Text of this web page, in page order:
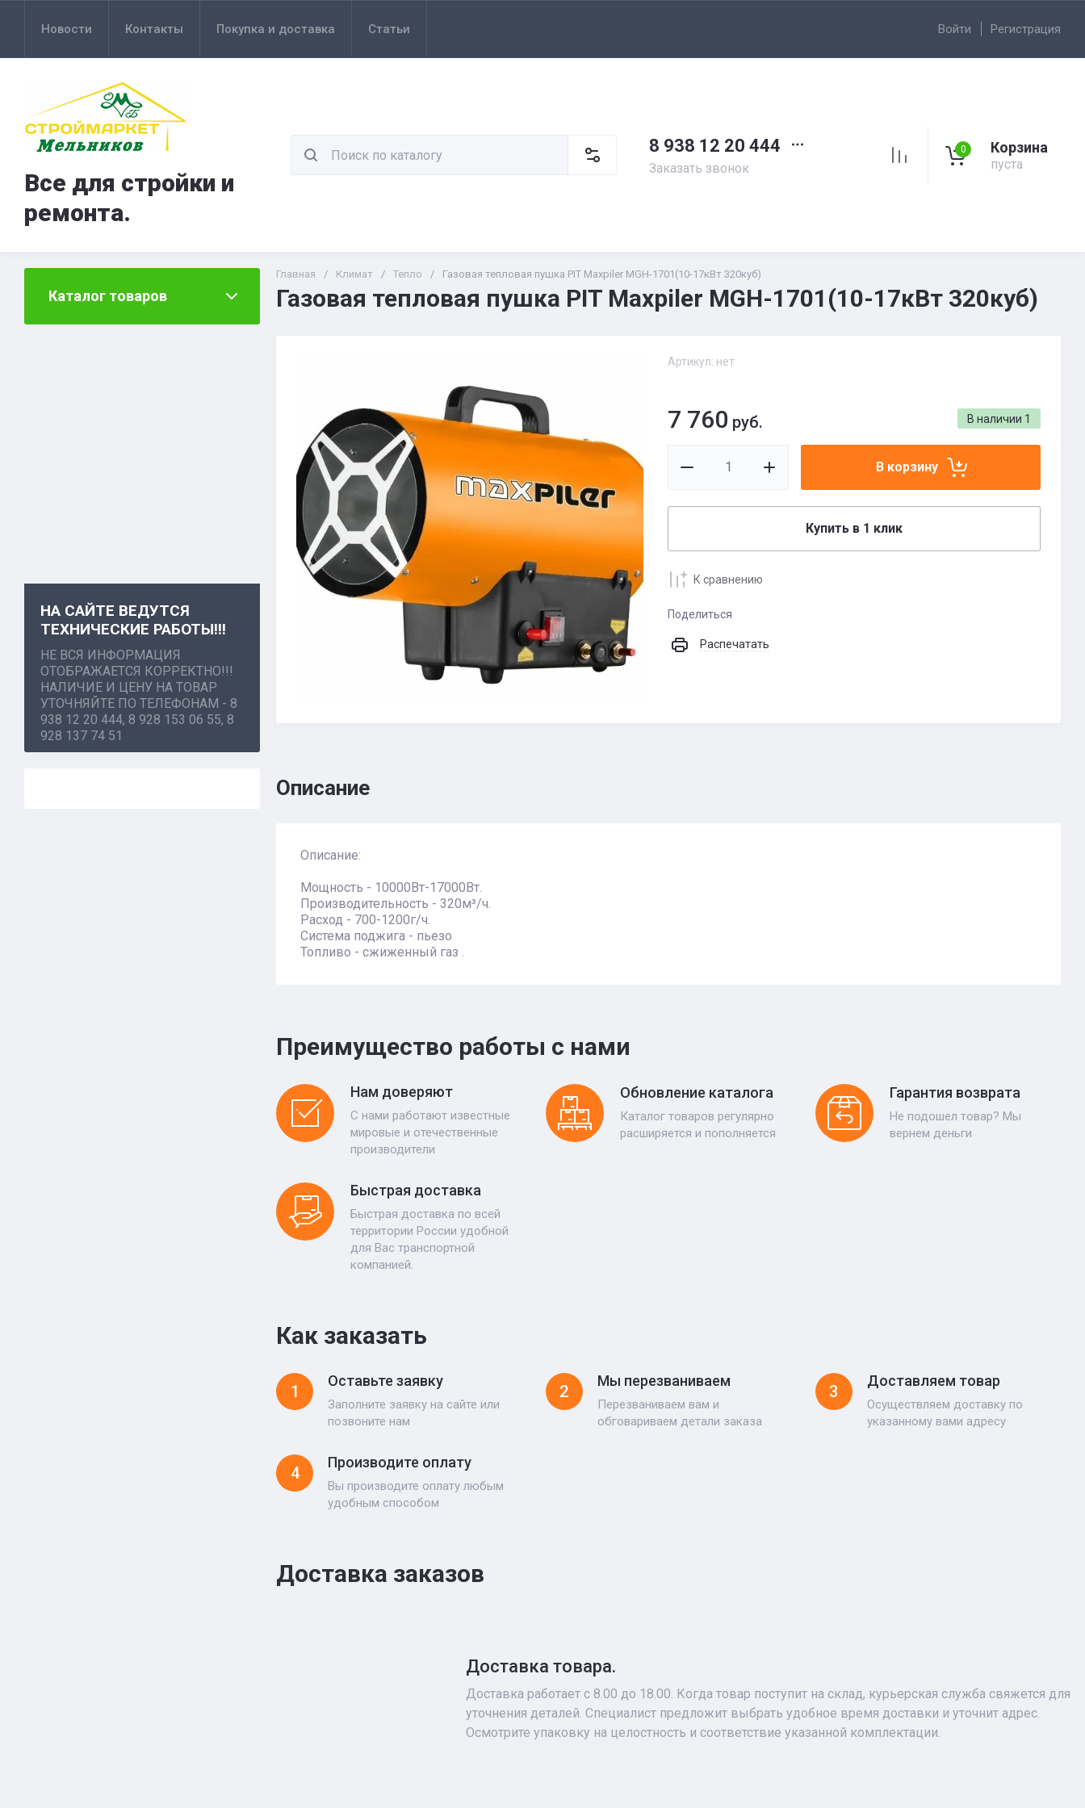
Новости Контакты Покупка и доставка Статьи Войти Регистрация
Все для стройки и
ремонта.
8 938 12 20 444
Заказать звонок
0 Корзина
пуста
Каталог товаров
НА САЙТЕ ВЕДУТСЯ
ТЕХНИЧЕСКИЕ РАБОТЫ!!!
НЕ ВСЯ ИНФОРМАЦИЯ
ОТОБРАЖАЕТСЯ КОРРЕКТНО!!!
НАЛИЧИЕ И ЦЕНУ НА ТОВАР
УТОЧНЯЙТЕ ПО ТЕЛЕФОНАМ - 8
938 12 20 444, 8 928 153 06 55, 8
928 137 74 51
Главная / Климат / Тепло / Газовая тепловая пушка PIT Maxpiler MGH-1701(10-17кВт 320куб)
Газовая тепловая пушка PIT Maxpiler MGH-1701(10-17кВт 320куб)
Артикул: нет
В наличии 1
7 760 руб.
В корзину
Купить в 1 клик
К сравнению
Поделиться
Распечатать
Описание
Описание:
Мощность - 10000Вт-17000Вт.
Производительность - 320м³/ч.
Расход - 700-1200г/ч.
Система поджига - пьезо
Топливо - сжиженный газ .
Преимущество работы с нами
Нам доверяют
С нами работают известные
мировые и отечественные
производители
Обновление каталога
Каталог товаров регулярно
расширяется и пополняется
Гарантия возврата
Не подошел товар? Мы
вернем деньги
Быстрая доставка
Быстрая доставка по всей
территории России удобной
для Вас транспортной
компанией.
Как заказать
1
Оставьте заявку
Заполните заявку на сайте или
позвоните нам
2
Мы перезваниваем
Перезваниваем вам и
обговариваем детали заказа
3
Доставляем товар
Осуществляем доставку по
указанному вами адресу
4
Производите оплату
Вы производите оплату любым
удобным способом
Доставка заказов
Доставка товара.
Доставка работает с 8.00 до 18.00. Когда товар поступит на склад, курьерская служба свяжется для
уточнения деталей. Специалист предложит выбрать удобное время доставки и уточнит адрес.
Осмотрите упаковку на целостность и соответствие указанной комплектации.